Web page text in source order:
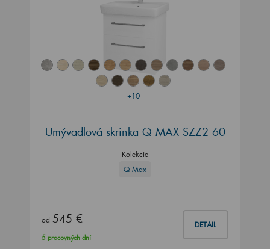
+10
Umývadlová skrinka Q MAX SZZ2 60
Kolekcie
Q Max
od 545 € DETAIL
5 pracovných dní